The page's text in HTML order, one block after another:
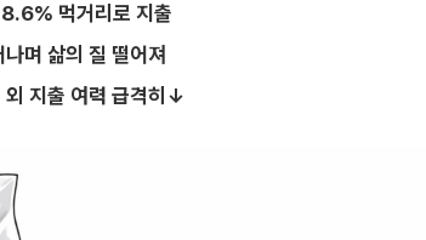
먹거리로 지출
며 삶의 질 떨어져
외 지출 여력 급격히↓